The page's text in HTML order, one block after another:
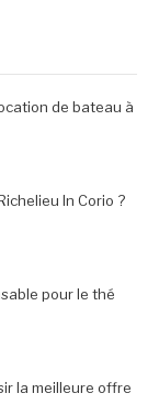
de bateau à
In Corio ?
pour le thé
la meilleure offre